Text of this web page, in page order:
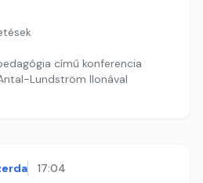
című konferencia
Lundström Ilonával
17:04